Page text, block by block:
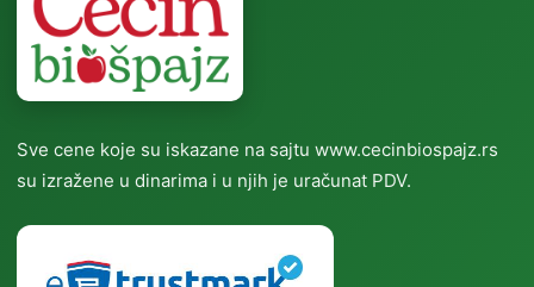
Sve cene koje su iskazane na sajtu www.cecinbiospajz.rs
su izražene u dinarima i u njih je uračunat PDV.